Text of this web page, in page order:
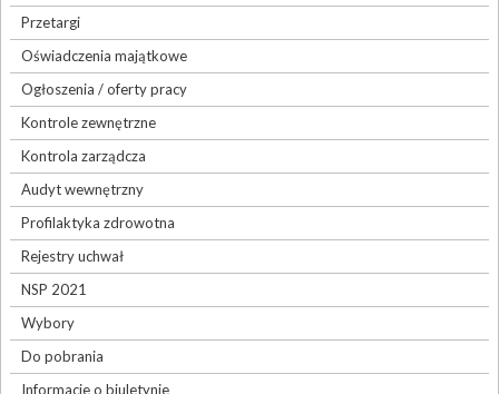
Przetargi
Oświadczenia majątkowe
Ogłoszenia / oferty pracy
Kontrole zewnętrzne
Kontrola zarządcza
Audyt wewnętrzny
Profilaktyka zdrowotna
Rejestry uchwał
NSP 2021
Wybory
Do pobrania
Informacje o biuletynie